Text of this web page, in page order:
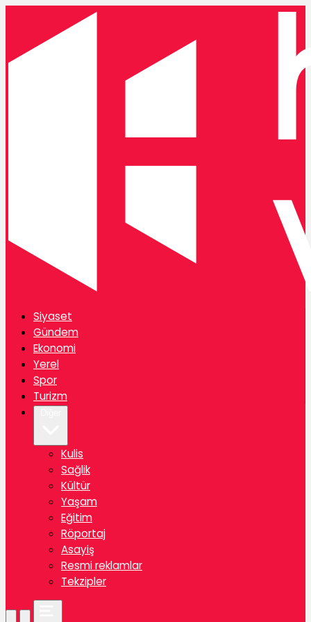
Siyaset
Gündem
Ekonomi
Yerel
Spor
Turizm
Kulis
Sağlik
Kültür
Yaşam
Eğitim
Röportaj
Asayiş
Resmi reklamlar
Tekzipler